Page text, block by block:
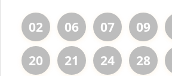
02 06 07 09
20
21 24 28